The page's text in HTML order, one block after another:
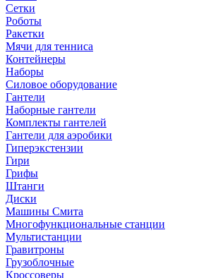
Сетки
Роботы
Ракетки
Мячи для тенниса
Контейнеры
Наборы
Силовое оборудование
Гантели
Наборные гантели
Комплекты гантелей
Гантели для аэробики
Гиперэкстензии
Гири
Грифы
Штанги
Диски
Машины Смита
Многофункциональные станции
Мультистанции
Гравитроны
Грузоблочные
Кроссоверы